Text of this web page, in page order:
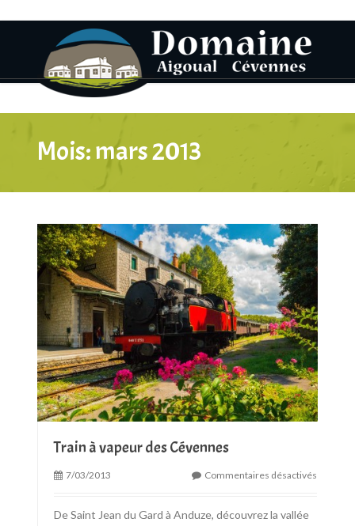
Mois:mars 2013
Train à vapeur des Cévennes
7/03/2013 Commentaires désactivés
De Saint Jean du Gard à Anduze, découvrez la vallée